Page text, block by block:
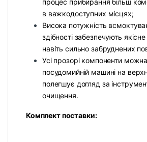
процес прибирання більш
в важкодоступних місцях;
Висока потужність
здібності забезпечують
навіть сильно забруднених
Усі прозорі компоненти
посудомийній машині на
полегшує догляд за
очищення.
Комплект поставки: